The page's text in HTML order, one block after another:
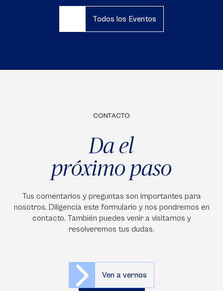
Todos los Eventos
CONTACTO
Da el
próximo paso
Tus comentarios y preguntas son importantes para
nosotros. Diligencia este formulario y nos pondremos en
contacto. También puedes venir a visitarnos y
resolveremos tus dudas.
Ven a vernos